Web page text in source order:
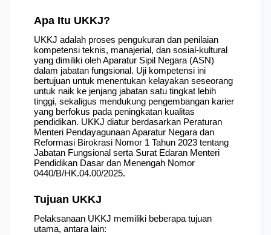
Apa Itu UKKJ?
UKKJ adalah proses pengukuran dan penilaian
kompetensi teknis, manajerial, dan sosial-kultural
yang dimiliki oleh Aparatur Sipil Negara (ASN)
dalam jabatan fungsional. Uji kompetensi ini
bertujuan untuk menentukan kelayakan seseorang
untuk naik ke jenjang jabatan satu tingkat lebih
tinggi, sekaligus mendukung pengembangan karier
yang berfokus pada peningkatan kualitas
pendidikan. UKKJ diatur berdasarkan Peraturan
Menteri Pendayagunaan Aparatur Negara dan
Reformasi Birokrasi Nomor 1 Tahun 2023 tentang
Jabatan Fungsional serta Surat Edaran Menteri
Pendidikan Dasar dan Menengah Nomor
0440/B/HK.04.00/2025.
Tujuan UKKJ
Pelaksanaan UKKJ memiliki beberapa tujuan
utama, antara lain: